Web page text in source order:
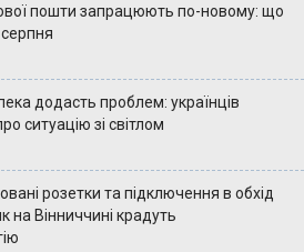
пошти запрацюють по-новому: що
додасть проблем: українців
ситуацію зі світлом
розетки та підключення в обхід
на Вінниччині крадуть